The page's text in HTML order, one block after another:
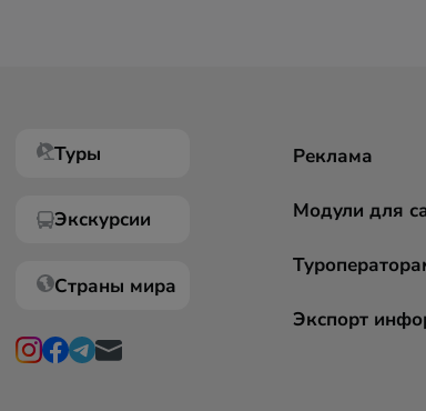
Туры
Экскурсии
Страны мира
Реклама
Модули для
Экспорт